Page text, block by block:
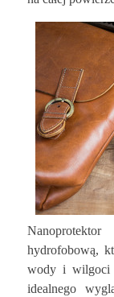
hydrofobową,
wody i wilgoci
idealnego